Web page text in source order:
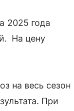
2025 года
На цену
на весь сезон
При